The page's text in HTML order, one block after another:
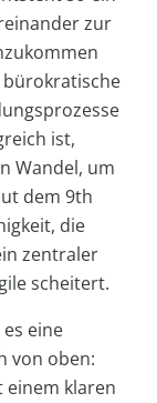
zur
ist,
Wandel, um
dem 9th
die
zentraler
scheitert.
eine
von oben:
einem klaren